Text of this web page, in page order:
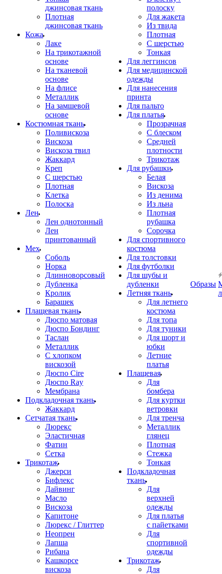
джинсовая ткань
Плотная
джинсовая ткань
Кожа
Лаке
На трикотажной
основе
На тканевой
основе
На флисе
Металлик
На замшевой
основе
Костюмная ткань
Поливискоза
Вискоза
Вискоза твил
Жаккард
Креп
С шерстью
Плотная
Клетка
Полоска
Лен
Лен однотонный
Лен
принтованный
Мех
Соболь
Норка
Длинноворсовый
Дубленка
Кролик
Барашек
Плащевая ткань
Дюспо матовая
Дюспо Бондинг
Таслан
Металлик
С хлопком
вискозой
Дюспо Cire
Дюспо Ray
Мембрана
Подкладочная ткань
Жаккард
Сетчатая ткань
Люрекс
Эластичная
Фатин
Сетка
Трикотаж
Джерси
Бифлекс
Дайвинг
Масло
Вискоза
Капитоне
Люрекс / Глиттер
Неопрен
Лапша
Рибана
Кашкорсе
вискоза
полоску
Для жакета
Из твида
Плотная
С шерстью
Тонкая
Для леггинсов
Для медицинской
одежды
Для нанесения
принта
Для пальто
Для платья
Прозрачная
С блеском
Средней
плотности
Трикотаж
Для рубашки
Белая
Вискоза
Из денима
Из льна
Плотная
рубашка
Сорочка
Для спортивного
костюма
Для толстовки
Для футболки
Для шубы и
дубленки
Летняя ткань
Для летнего
костюма
Для топа
Для туники
Для шорт и
юбки
Летние
платья
Плащевая
Для
бомбера
Для куртки
ветровки
Для тренча
Металлик
глянец
Плотная
Стежка
Тонкая
Подкладочная
ткань
Для
верхней
одежды
Для платья
с пайетками
Для
спортивной
одежды
Трикотаж
Для
Образы